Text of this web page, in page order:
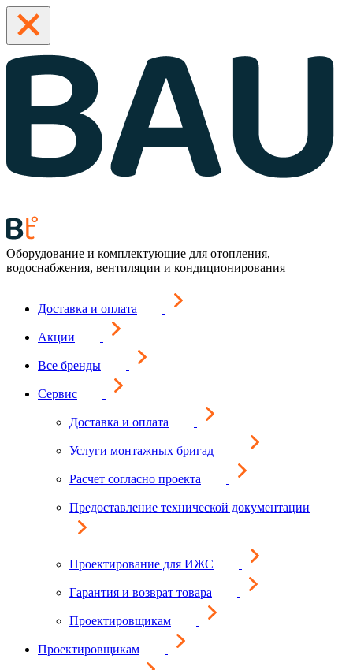
Оборудование и комплектующие для отопления,
водоснабжения, вентиляции и кондиционирования
Доставка и оплата
Акции
Все бренды
Сервис
Доставка и оплата
Услуги монтажных бригад
Расчет согласно проекта
Предоставление технической документации
Проектирование для ИЖС
Гарантия и возврат товара
Проектировщикам
Проектировщикам